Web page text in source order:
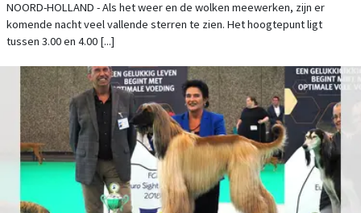
HEMEL
NOORD-HOLLAND - Als het weer en de wolken meewerken, zijn er
komende nacht veel vallende sterren te zien. Het hoogtepunt ligt
tussen 3.00 en 4.00 [...]